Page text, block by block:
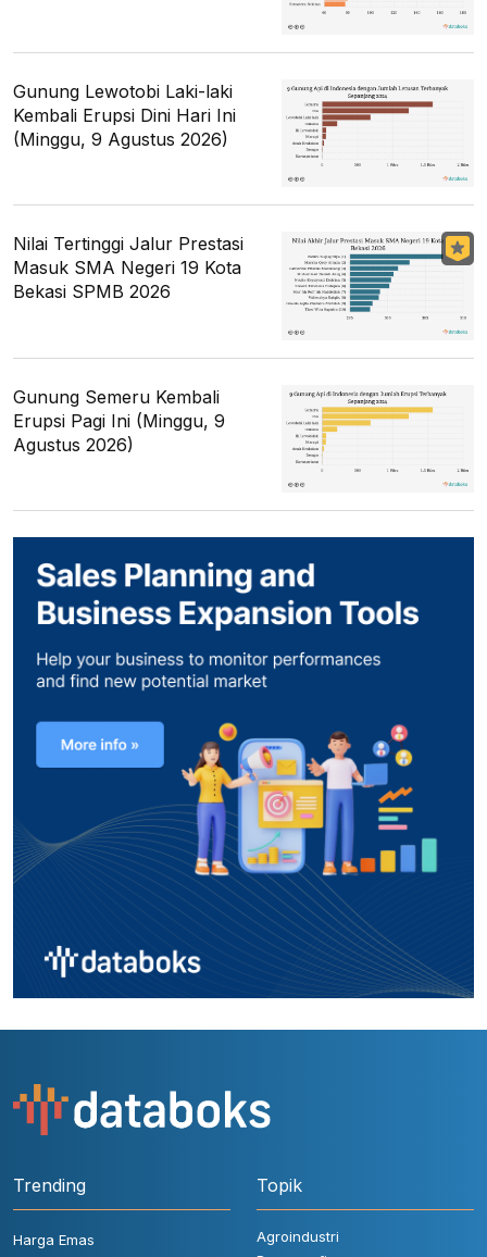
Gunung Lewotobi Laki-laki
Kembali Erupsi Dini Hari Ini
(Minggu, 9 Agustus 2026)
Nilai Tertinggi Jalur Prestasi
Masuk SMA Negeri 19 Kota
Bekasi SPMB 2026
Gunung Semeru Kembali
Erupsi Pagi Ini (Minggu, 9
Agustus 2026)
Trending
Harga Emas
Topik
Agroindustri